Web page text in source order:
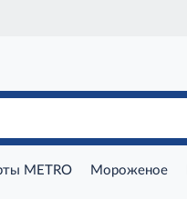
METRO Мороженое